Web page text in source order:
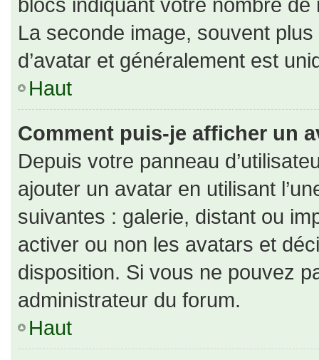
La seconde image, souvent
d’avatar et généralement est
Haut
Comment puis-je afficher un
Depuis votre panneau
ajouter un avatar en utilisant
suivantes : galerie, distant ou
activer ou non les avatars et
disposition. Si vous ne pouvez
administrateur du forum.
Haut